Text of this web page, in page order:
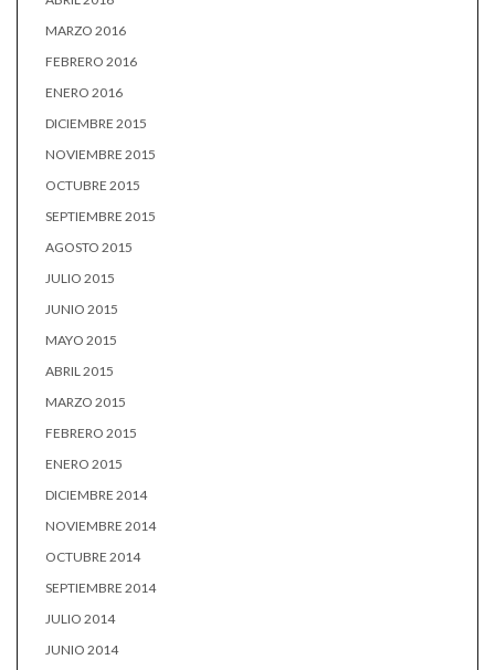
MARZO 2016
FEBRERO 2016
ENERO 2016
DICIEMBRE 2015
NOVIEMBRE 2015
OCTUBRE 2015
SEPTIEMBRE 2015
AGOSTO 2015
JULIO 2015
JUNIO 2015
MAYO 2015
ABRIL 2015
MARZO 2015
FEBRERO 2015
ENERO 2015
DICIEMBRE 2014
NOVIEMBRE 2014
OCTUBRE 2014
SEPTIEMBRE 2014
JULIO 2014
JUNIO 2014